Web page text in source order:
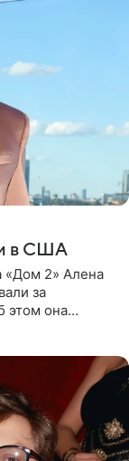
в США
«Дом 2» Алена
за
этом она